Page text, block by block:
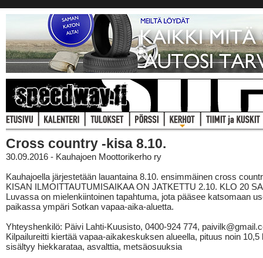
Cross country -kisa 8.10.
30.09.2016 - Kauhajoen Moottorikerho ry
Kauhajoella järjestetään lauantaina 8.10. ensimmäinen cross
KISAN ILMOITTAUTUMISAIKAA ON JATKETTU 2.10. KLO 20
Luvassa on mielenkiintoinen tapahtuma, jota pääsee katsomaan
paikassa ympäri Sotkan vapaa-aika-aluetta.
Yhteyshenkilö: Päivi Lahti-Kuusisto, 0400-924 774,
Kilpailureitti kiertää vapaa-aikakeskuksen alueella, pituus noin 10,5
sisältyy hiekkarataa, asvalttia, metsäosuuksia